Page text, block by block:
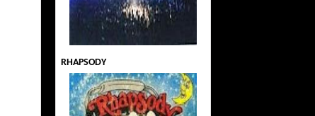
RHAPSODY